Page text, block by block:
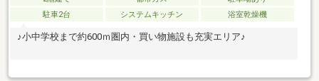
駐車2台
システムキッチン 浴室乾燥機
♪小中学校まで約600ｍ圏内・買い物施設も充実エリア♪